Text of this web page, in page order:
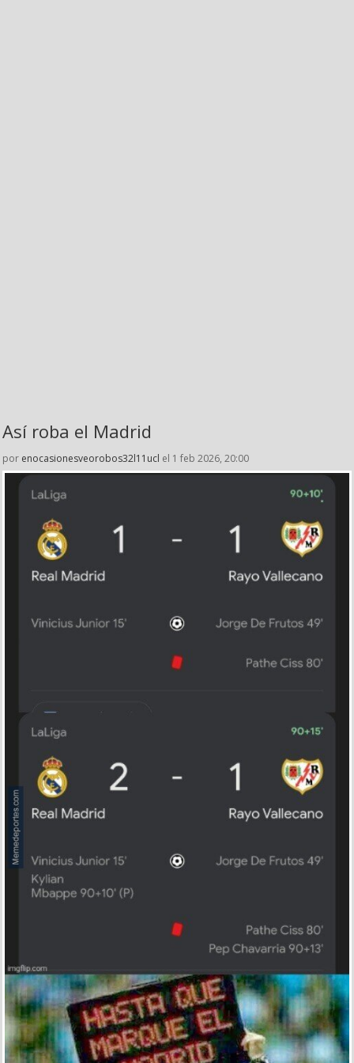
Así roba el Madrid
por enocasionesveorobos32l11ucl el 1 feb 2026, 20:00